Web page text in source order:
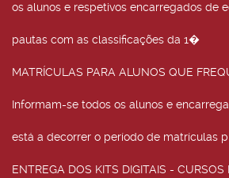
os alunos e respetivos encarregados de
pautas com as classificações da 1�
MATRÍCULAS PARA ALUNOS QUE
Informam-se todos os alunos e
está a decorrer o período de matrículas p
ENTREGA DOS KITS DIGITAIS - CURSOS